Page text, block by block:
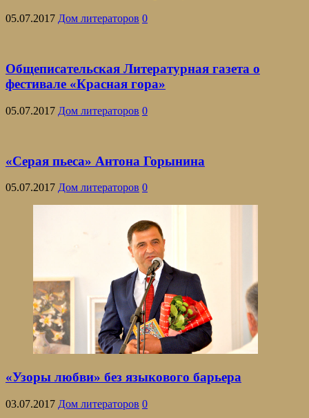
05.07.2017 Дом литераторов 0
Общеписательская Литературная газета о
фестивале «Красная гора»
05.07.2017 Дом литераторов 0
«Серая пьеса» Антона Горынина
05.07.2017 Дом литераторов 0
«Узоры любви» без языкового барьера
03.07.2017 Дом литераторов 0